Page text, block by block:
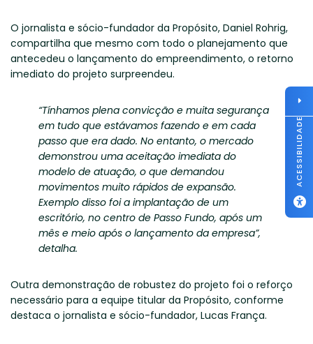
O jornalista e sócio-fundador da Propósito, Daniel Rohrig,
compartilha que mesmo com todo o planejamento que
antecedeu o lançamento do empreendimento, o retorno
imediato do projeto surpreendeu.
“Tínhamos plena convicção e muita segurança
em tudo que estávamos fazendo e em cada
passo que era dado. No entanto, o mercado
demonstrou uma aceitação imediata do
modelo de atuação, o que demandou
movimentos muito rápidos de expansão.
Exemplo disso foi a implantação de um
escritório, no centro de Passo Fundo, após um
mês e meio após o lançamento da empresa”,
detalha.
Outra demonstração de robustez do projeto foi o reforço
necessário para a equipe titular da Propósito, conforme
destaca o jornalista e sócio-fundador, Lucas França.
ACESSIBILIDADE